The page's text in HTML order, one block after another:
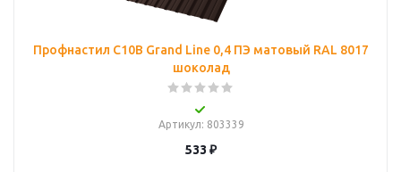
Профнастил С10B Grand Line 0,4 ПЭ матовый RAL 8017
шоколад
Артикул: 803339
533 ₽